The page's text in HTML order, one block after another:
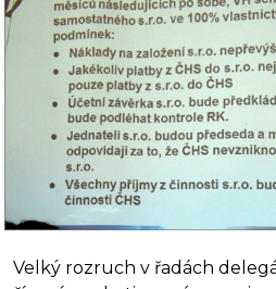
Velký rozruch v řadách